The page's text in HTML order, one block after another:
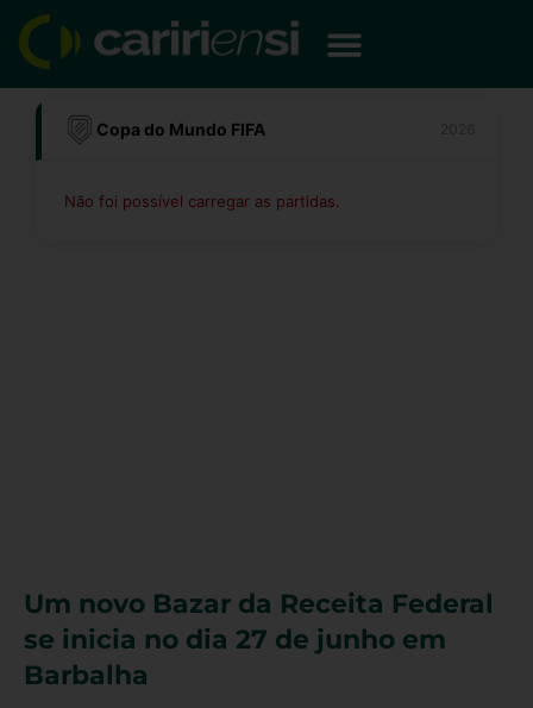
para
conteúdo
Copa do Mundo FIFA
Não foi possível carregar as partidas.
Um novo Bazar da Receita Federal
se inicia no dia 27 de junho em
Barbalha